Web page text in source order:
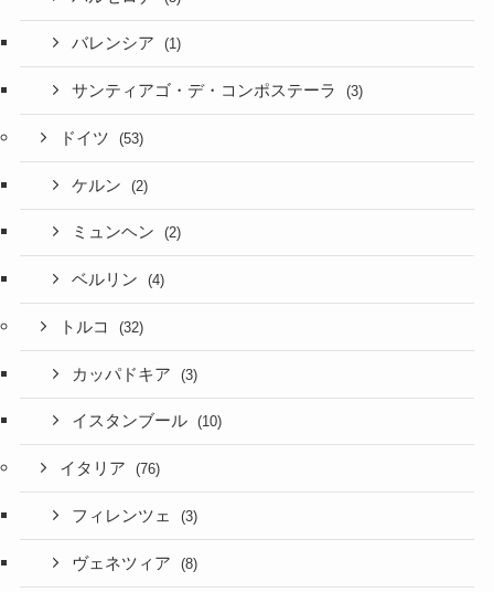
バレンシア (1)
サンティアゴ・デ・コンポステーラ (3)
ドイツ (53)
ケルン (2)
ミュンヘン (2)
ベルリン (4)
トルコ (32)
カッパドキア (3)
イスタンブール (10)
イタリア (76)
フィレンツェ (3)
ヴェネツィア (8)